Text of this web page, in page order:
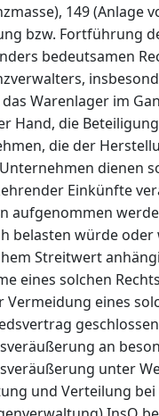
149 (Anlage
bzw. Fortführung
bedeutsamen
Warenlager im
Hand, die
die der
dienen
Einkünfte
aufgenommen
belasten würde
Streitwert
eines solchen
Vermeidung eines
an
unter
und Verteilung